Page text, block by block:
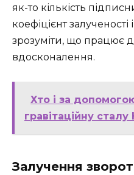
як-то кількість
коефіцієнт
зрозуміти, що працює
вдосконалення.
Хто і за
гравітаційну
Залучення